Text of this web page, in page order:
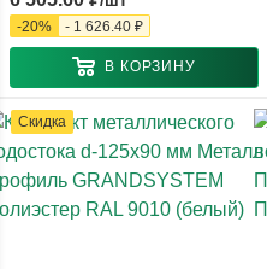
-20% - 1 626.40 ₽
В КОРЗИНУ
Скидка